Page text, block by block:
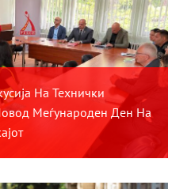
На Технички
Меѓународен Ден На